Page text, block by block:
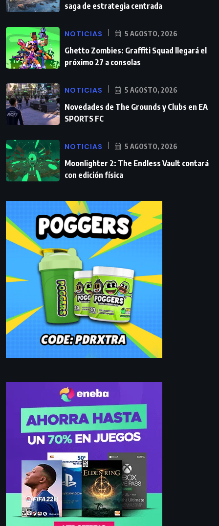
saga de estrategia centrada
NOTICIAS 5 AGOSTO, 2026
Ghetto Zombies: Graffiti Squad llegará el
próximo 27 a consolas
NOTICIAS 5 AGOSTO, 2026
Novedades de The Grounds y Clubs en EA
SPORTS FC
NOTICIAS 5 AGOSTO, 2026
Moonlighter 2: The Endless Vault contará
con edición física